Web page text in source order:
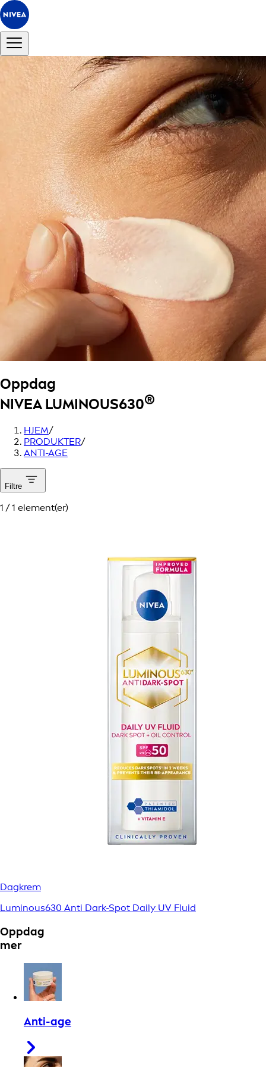
Oppdag
NIVEA LUMINOUS630®
HJEM/
PRODUKTER/
ANTI-AGE
Filtre
1 / 1 element(er)
Dagkrem
Luminous630 Anti Dark-Spot Daily UV Fluid
Oppdag
mer
Anti-age